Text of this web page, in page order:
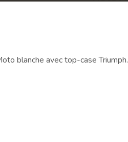
blanche avec top-case Triumph.